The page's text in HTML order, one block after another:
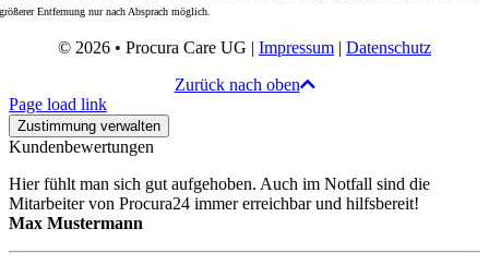
größerer Entfernung nur nach Absprach möglich.
© 2026 • Procura Care UG | Impressum | Datenschutz
Zurück nach oben
Page load link
Zustimmung verwalten
Kundenbewertungen
Hier fühlt man sich gut aufgehoben. Auch im Notfall sind die
Mitarbeiter von Procura24 immer erreichbar und hilfsbereit!
Max Mustermann